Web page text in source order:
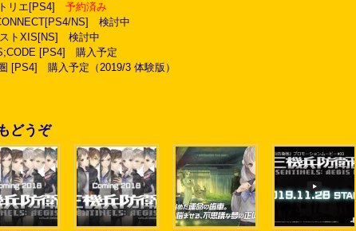
リエ[PS4] 予約済み
NS] 検討中
トXIS[NS] 検討中
[PS4] 購入予定
[PS4] 購入予定（2019/3 体験版）
どうぞ